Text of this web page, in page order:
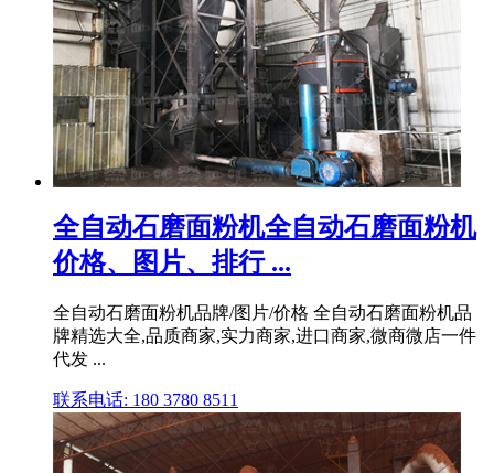
全自动石磨面粉机全自动石磨面粉机
价格、图片、排行 ...
全自动石磨面粉机品牌/图片/价格 全自动石磨面粉机品
牌精选大全,品质商家,实力商家,进口商家,微商微店一件
代发 ...
联系电话: 180 3780 8511